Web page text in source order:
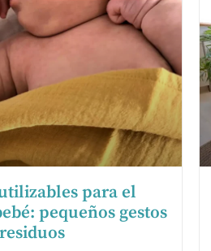
para el
pequeños gestos